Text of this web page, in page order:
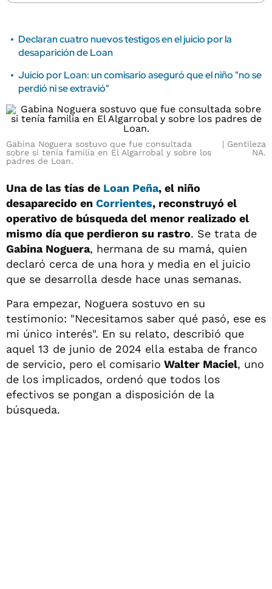
Declaran cuatro nuevos testigos en el juicio por la
desaparición de Loan
Juicio por Loan: un comisario aseguró que el niño "no se
perdió ni se extravió"
Gabina Noguera sostuvo que fue consultada
sobre si tenía familia en El Algarrobal y sobre los
padres de Loan.
Gentileza
NA.
Una de las tías de Loan Peña, el niño
desaparecido en Corrientes, reconstruyó el
operativo de búsqueda del menor realizado el
mismo día que perdieron su rastro. Se trata de
Gabina Noguera, hermana de su mamá, quien
declaró cerca de una hora y media en el juicio
que se desarrolla desde hace unas semanas.
Para empezar, Noguera sostuvo en su
testimonio: "Necesitamos saber qué pasó, ese es
mi único interés". En su relato, describió que
aquel 13 de junio de 2024 ella estaba de franco
de servicio, pero el comisario Walter Maciel, uno
de los implicados, ordenó que todos los
efectivos se pongan a disposición de la
búsqueda.